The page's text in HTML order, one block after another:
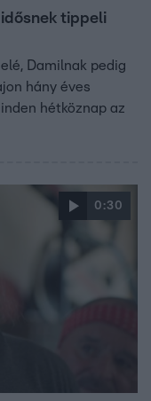
idősnek tippeli
Damilnak pedig
hány éves
hétköznap az
0:30